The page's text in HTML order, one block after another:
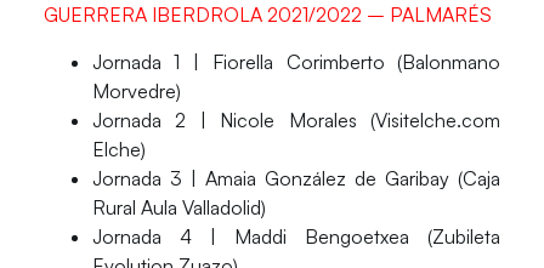
GUERRERA IBERDROLA 2021/2022 – PALMARÉS
Jornada 1 | Fiorella Corimberto (Balonmano
Morvedre)
Jornada 2 | Nicole Morales (Visitelche.com
Elche)
Jornada 3 | Amaia González de Garibay (Caja
Rural Aula Valladolid)
Jornada 4 | Maddi Bengoetxea (Zubileta